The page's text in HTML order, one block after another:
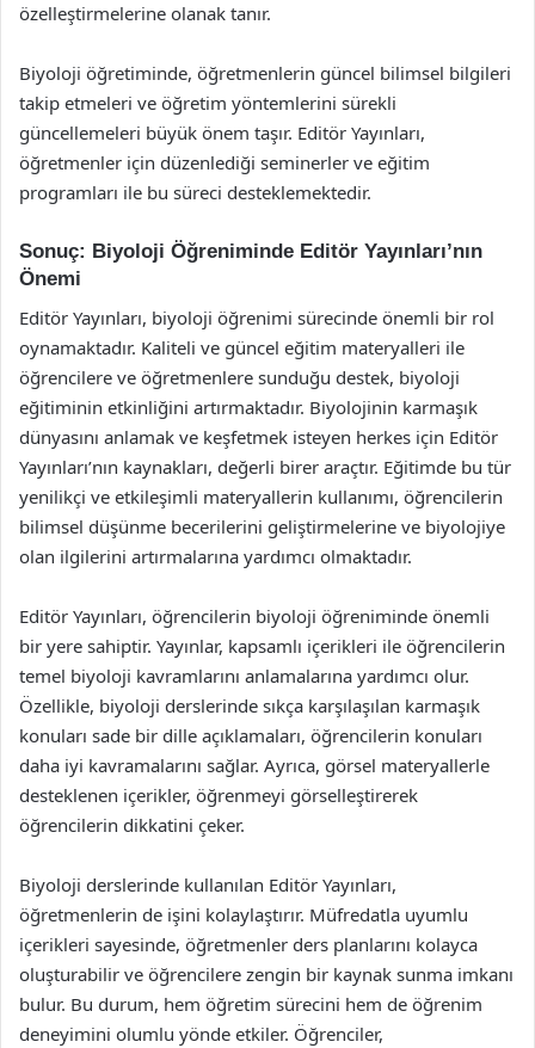
özelleştirmelerine olanak tanır.
Biyoloji öğretiminde, öğretmenlerin güncel bilimsel bilgileri
takip etmeleri ve öğretim yöntemlerini sürekli
güncellemeleri büyük önem taşır. Editör Yayınları,
öğretmenler için düzenlediği seminerler ve eğitim
programları ile bu süreci desteklemektedir.
Sonuç: Biyoloji Öğreniminde Editör Yayınları’nın
Önemi
Editör Yayınları, biyoloji öğrenimi sürecinde önemli bir rol
oynamaktadır. Kaliteli ve güncel eğitim materyalleri ile
öğrencilere ve öğretmenlere sunduğu destek, biyoloji
eğitiminin etkinliğini artırmaktadır. Biyolojinin karmaşık
dünyasını anlamak ve keşfetmek isteyen herkes için Editör
Yayınları’nın kaynakları, değerli birer araçtır. Eğitimde bu tür
yenilikçi ve etkileşimli materyallerin kullanımı, öğrencilerin
bilimsel düşünme becerilerini geliştirmelerine ve biyolojiye
olan ilgilerini artırmalarına yardımcı olmaktadır.
Editör Yayınları, öğrencilerin biyoloji öğreniminde önemli
bir yere sahiptir. Yayınlar, kapsamlı içerikleri ile öğrencilerin
temel biyoloji kavramlarını anlamalarına yardımcı olur.
Özellikle, biyoloji derslerinde sıkça karşılaşılan karmaşık
konuları sade bir dille açıklamaları, öğrencilerin konuları
daha iyi kavramalarını sağlar. Ayrıca, görsel materyallerle
desteklenen içerikler, öğrenmeyi görselleştirerek
öğrencilerin dikkatini çeker.
Biyoloji derslerinde kullanılan Editör Yayınları,
öğretmenlerin de işini kolaylaştırır. Müfredatla uyumlu
içerikleri sayesinde, öğretmenler ders planlarını kolayca
oluşturabilir ve öğrencilere zengin bir kaynak sunma imkanı
bulur. Bu durum, hem öğretim sürecini hem de öğrenim
deneyimini olumlu yönde etkiler. Öğrenciler,